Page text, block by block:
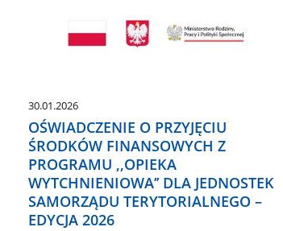
30.01.2026
OŚWIADCZENIE O PRZYJĘCIU
ŚRODKÓW FINANSOWYCH Z
PROGRAMU ,,OPIEKA
WYTCHNIENIOWA’’ DLA JEDNOSTEK
SAMORZĄDU TERYTORIALNEGO –
EDYCJA 2026